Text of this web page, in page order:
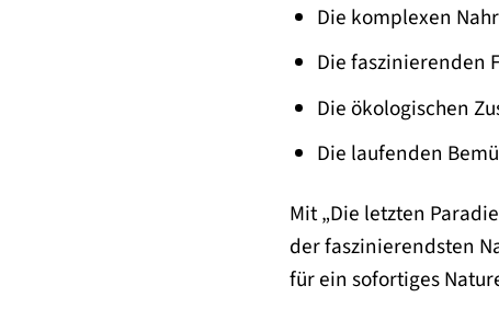
Die komplexen
Die faszinierenden
Die ökologischen
Die laufenden
Mit „Die letzten
der faszinierendsten
für ein sofortiges